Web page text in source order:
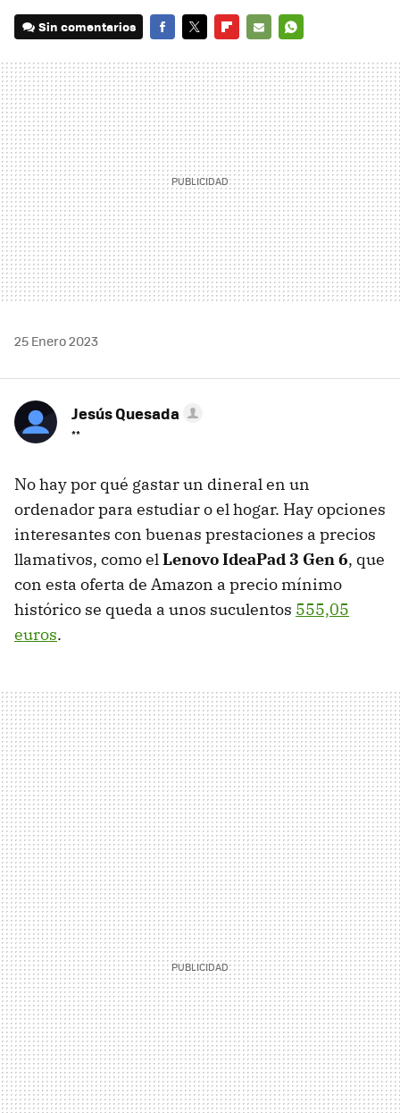
Sin comentarios
MAIL
25 Enero 2023
Jesús Quesada
**
No hay por qué gastar un dineral en un
ordenador para estudiar o el hogar. Hay opciones
interesantes con buenas prestaciones a precios
llamativos, como elLenovo IdeaPad 3 Gen 6, que
con esta oferta de Amazon a precio mínimo
histórico se queda a unos suculentos 555,05
euros.